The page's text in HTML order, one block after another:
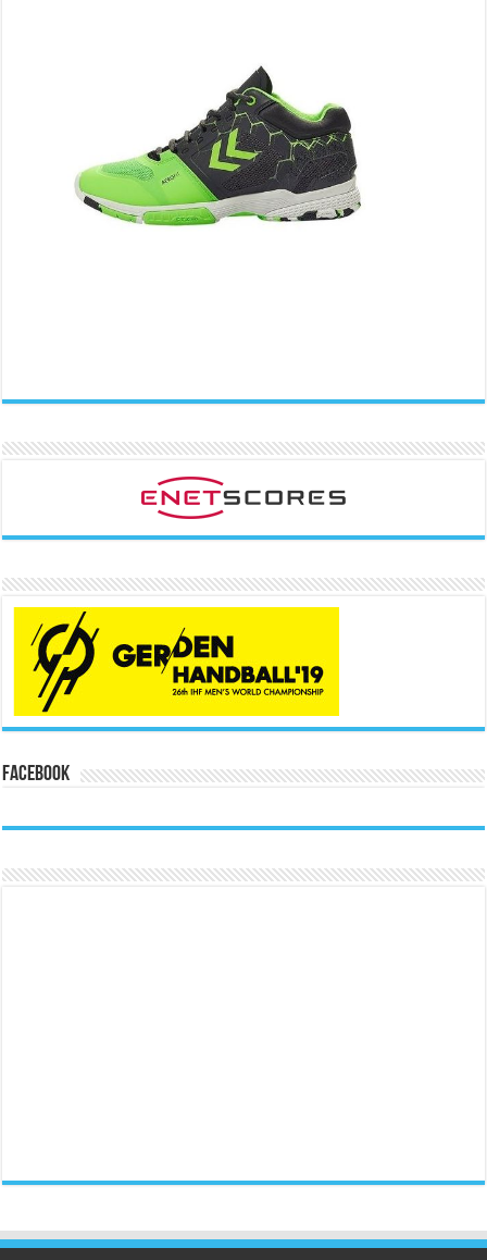
Facebook